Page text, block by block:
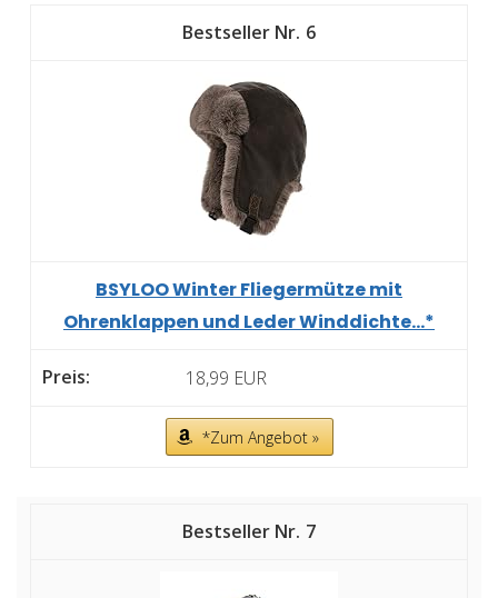
6
BSYLOO Winter Fliegermütze mit
Ohrenklappen und Leder Winddichte...*
18,99 EUR
*Zum Angebot »
7